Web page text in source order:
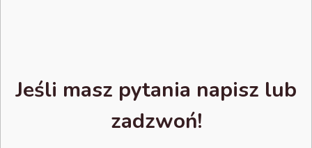
Jeśli masz pytania napisz lub
zadzwoń!